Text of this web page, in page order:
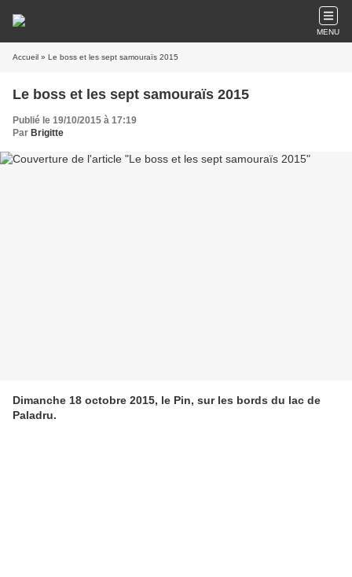
MENU
Accueil » Le boss et les sept samouraïs 2015
Le boss et les sept samouraïs 2015
Publié le 19/10/2015 à 17:19
Par Brigitte
Dimanche 18 octobre 2015, le Pin, sur les bords du lac de
Paladru.